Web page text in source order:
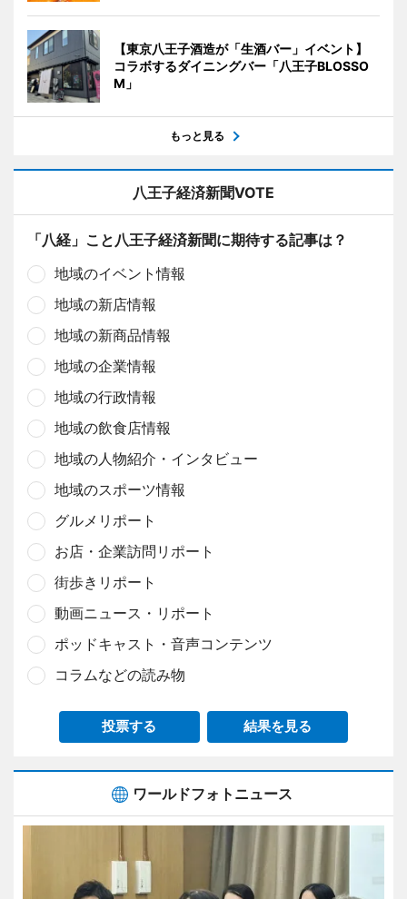
【東京八王子酒造が「生酒バー」イベント】
コラボするダイニングバー「八王子BLOSSO
M」
もっと見る
八王子経済新聞VOTE
「八経」こと八王子経済新聞に期待する記事は？
地域のイベント情報
地域の新店情報
地域の新商品情報
地域の企業情報
地域の行政情報
地域の飲食店情報
地域の人物紹介・インタビュー
地域のスポーツ情報
グルメリポート
お店・企業訪問リポート
街歩きリポート
動画ニュース・リポート
ポッドキャスト・音声コンテンツ
コラムなどの読み物
投票する 結果を見る
ワールドフォトニュース